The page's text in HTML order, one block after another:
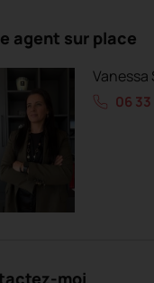
agent sur place
Vanessa
06 33